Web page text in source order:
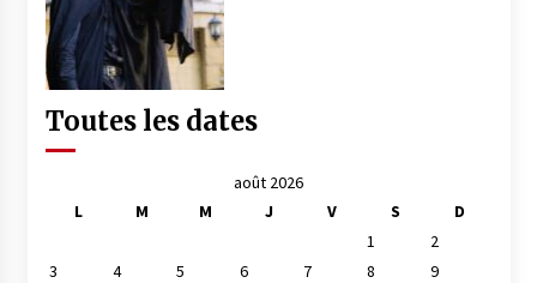
Toutes les dates
août 2026
L
M M J V S
D
1
2
3
4 5 6 7 8
9